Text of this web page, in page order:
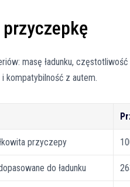
masę ładunku,
kompatybilność z autem.
przyczepy
do ładunku